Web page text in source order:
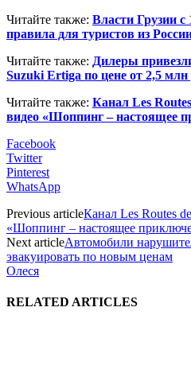
Читайте также: Власти Грузии
правила для туристов из
Читайте также: Дилеры
Suzuki Ertiga по цене от 2,5 млн
Читайте также: Канал Les
видео «Шоппинг – настоящее
Facebook
Twitter
Pinterest
WhatsApp
Previous articleКанал Les Routes
«Шоппинг – настоящее
Next articleАвтомобили
эвакуировать по новым ценам
Олеся
RELATED ARTICLES